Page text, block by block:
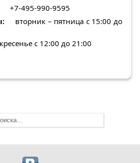
495-990-9595
:
вторник – пятница с 15:00 до
с 12:00 до 21:00